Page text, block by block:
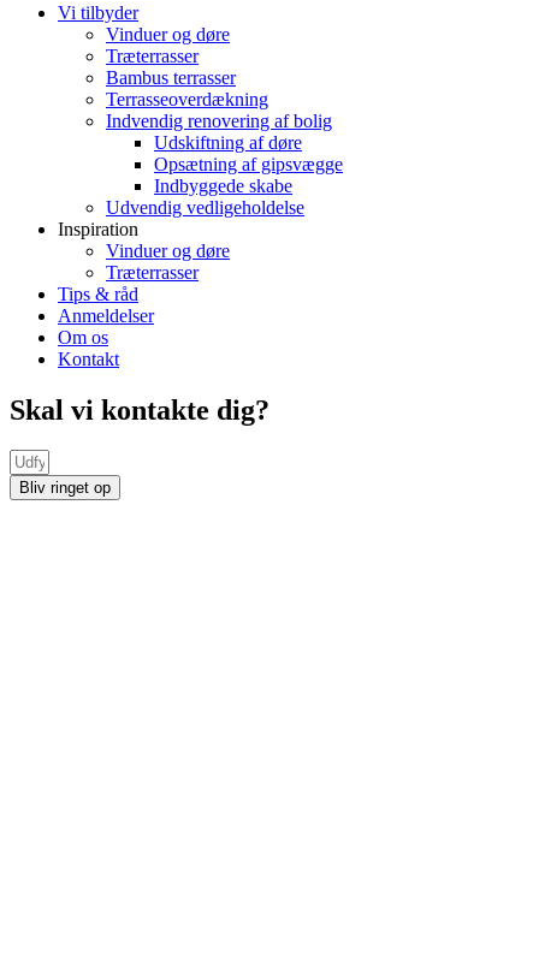
Vi tilbyder
Vinduer og døre
Træterrasser
Bambus terrasser
Terrasseoverdækning
Indvendig renovering af bolig
Udskiftning af døre
Opsætning af gipsvægge
Indbyggede skabe
Udvendig vedligeholdelse
Inspiration
Vinduer og døre
Træterrasser
Tips & råd
Anmeldelser
Om os
Kontakt
Skal vi kontakte dig?
Bliv ringet op